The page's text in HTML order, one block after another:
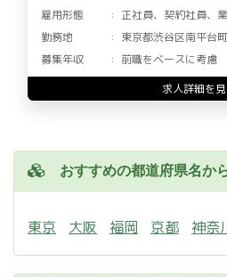
雇用形態
正社員、契約社員、
勤務地
東京都渋谷区南平台
募集年収
前職をベースに考慮
求人詳細を
おすすめの都道府県名か
東京 大阪 福岡 京都 神奈